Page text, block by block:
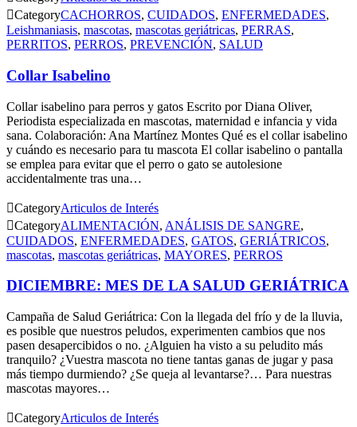
CategoryCACHORROS, CUIDADOS, ENFERMEDADES,
Leishmaniasis, mascotas, mascotas geriátricas, PERRAS,
PERRITOS, PERROS, PREVENCIÓN, SALUD
Collar Isabelino
Collar isabelino para perros y gatos Escrito por Diana Oliver,
Periodista especializada en mascotas, maternidad e infancia y vida
sana. Colaboración: Ana Martínez Montes Qué es el collar isabelino
y cuándo es necesario para tu mascota El collar isabelino o pantalla
se emplea para evitar que el perro o gato se autolesione
accidentalmente tras una…
CategoryArticulos de Interés
CategoryALIMENTACIÓN, ANÁLISIS DE SANGRE,
CUIDADOS, ENFERMEDADES, GATOS, GERIÁTRICOS,
mascotas, mascotas geriátricas, MAYORES, PERROS
DICIEMBRE: MES DE LA SALUD GERIÁTRICA
Campaña de Salud Geriátrica: Con la llegada del frío y de la lluvia,
es posible que nuestros peludos, experimenten cambios que nos
pasen desapercibidos o no. ¿Alguien ha visto a su peludito más
tranquilo? ¿Vuestra mascota no tiene tantas ganas de jugar y pasa
más tiempo durmiendo? ¿Se queja al levantarse?… Para nuestras
mascotas mayores…
CategoryArticulos de Interés